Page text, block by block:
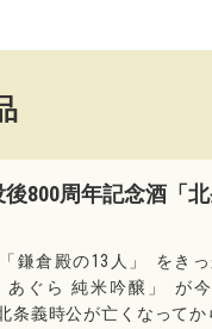
800周年記念酒「
「 鎌倉殿の13人 」
をき
あぐら 純米吟醸 」
が
条義時公が亡くなって